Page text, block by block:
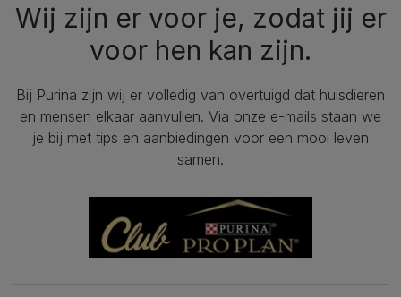
Wij zijn er voor je, zodat jij er
voor hen kan zijn.
Bij Purina zijn wij er volledig van overtuigd dat huisdieren
en mensen elkaar aanvullen. Via onze e-mails staan we
je bij met tips en aanbiedingen voor een mooi leven
samen.